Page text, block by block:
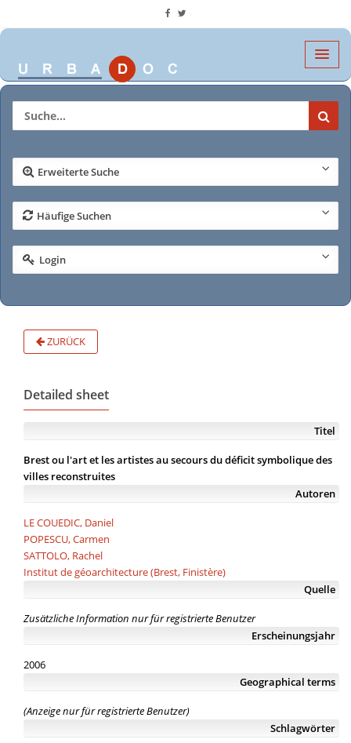
Erweiterte Suche
Häufige Suchen
Login
ZURÜCK
Detailed sheet
Titel
Brest ou l'art et les artistes au secours du déficit symbolique des
villes reconstruites
Autoren
LE COUEDIC, Daniel
POPESCU, Carmen
SATTOLO, Rachel
Institut de géoarchitecture (Brest, Finistère)
Quelle
Zusätzliche Information nur für registrierte Benutzer
Erscheinungsjahr
2006
Geographical terms
(Anzeige nur für registrierte Benutzer)
Schlagwörter